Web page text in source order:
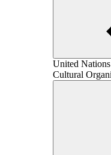
United
Cultural